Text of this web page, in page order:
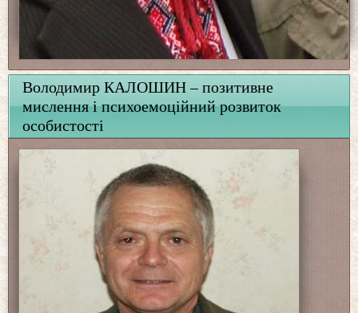
Володимир КАЛОШИН – позитивне
мислення і психоемоційний розвиток
особистості